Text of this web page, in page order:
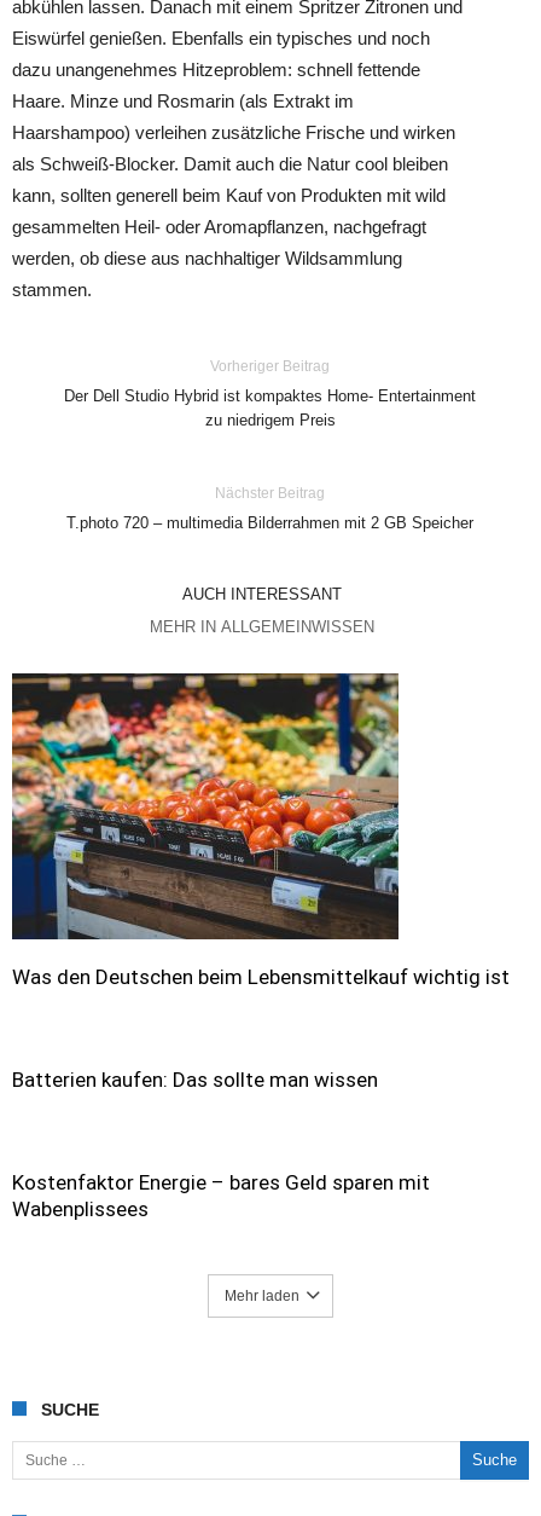
abkühlen lassen. Danach mit einem Spritzer Zitronen und
Eiswürfel genießen. Ebenfalls ein typisches und noch
dazu unangenehmes Hitzeproblem: schnell fettende
Haare. Minze und Rosmarin (als Extrakt im
Haarshampoo) verleihen zusätzliche Frische und wirken
als Schweiß-Blocker. Damit auch die Natur cool bleiben
kann, sollten generell beim Kauf von Produkten mit wild
gesammelten Heil- oder Aromapflanzen, nachgefragt
werden, ob diese aus nachhaltiger Wildsammlung
stammen.
Vorheriger Beitrag
Der Dell Studio Hybrid ist kompaktes Home- Entertainment
zu niedrigem Preis
Nächster Beitrag
T.photo 720 – multimedia Bilderrahmen mit 2 GB Speicher
AUCH INTERESSANT
MEHR IN ALLGEMEINWISSEN
Was den Deutschen beim Lebensmittelkauf wichtig ist
Batterien kaufen: Das sollte man wissen
Kostenfaktor Energie – bares Geld sparen mit
Wabenplissees
Mehr laden
SUCHE
Suche nach: